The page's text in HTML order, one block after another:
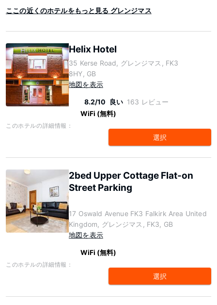
ここの近くのホテルをもっと見る グレンジマス
Helix Hotel
35 Kerse Road, グレンジマス, FK3
8HY, GB
地図を表示
8.2/10 良い 163 レビュー
WiFi (無料)
このホテルの詳細情報：
選択
2bed Upper Cottage Flat-on
Street Parking
17 Oswald Avenue FK3 Falkirk Area United
Kingdom, グレンジマス, FK3, GB
地図を表示
WiFi (無料)
このホテルの詳細情報：
選択